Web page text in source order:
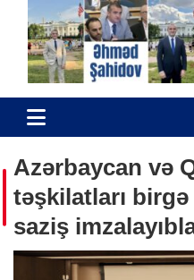
content
Əhməd
Hüquq müdafiəçisi
Azərbaycan və
təşkilatları
saziş